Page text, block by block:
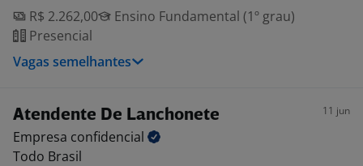
R$ 2.262,00
Ensino Fundamental (1º grau)
Presencial
Vagas semelhantes
Atendente De Lanchonete 11 jun
Empresa confidencial
Todo Brasil